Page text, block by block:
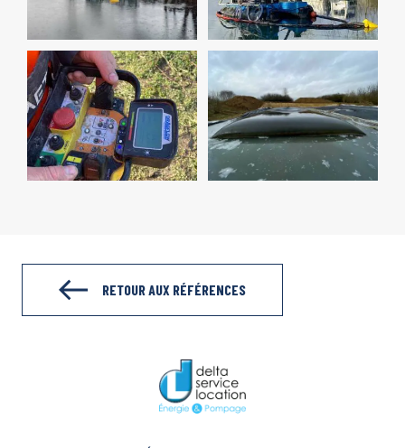
RETOUR AUX RÉFÉRENCES